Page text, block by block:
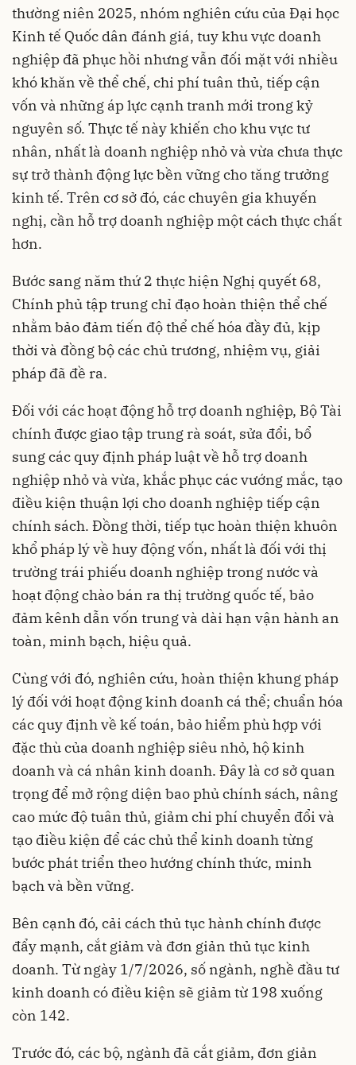
thường niên 2025, nhóm nghiên cứu của Đại học
Kinh tế Quốc dân đánh giá, tuy khu vực doanh
nghiệp đã phục hồi nhưng vẫn đối mặt với nhiều
khó khăn về thể chế, chi phí tuân thủ, tiếp cận
vốn và những áp lực cạnh tranh mới trong kỷ
nguyên số. Thực tế này khiến cho khu vực tư
nhân, nhất là doanh nghiệp nhỏ và vừa chưa thực
sự trở thành động lực bền vững cho tăng trưởng
kinh tế. Trên cơ sở đó, các chuyên gia khuyến
nghị, cần hỗ trợ doanh nghiệp một cách thực chất
hơn.
Bước sang năm thứ 2 thực hiện Nghị quyết 68,
Chính phủ tập trung chỉ đạo hoàn thiện thể chế
nhằm bảo đảm tiến độ thể chế hóa đầy đủ, kịp
thời và đồng bộ các chủ trương, nhiệm vụ, giải
pháp đã đề ra.
Đối với các hoạt động hỗ trợ doanh nghiệp, Bộ Tài
chính được giao tập trung rà soát, sửa đổi, bổ
sung các quy định pháp luật về hỗ trợ doanh
nghiệp nhỏ và vừa, khắc phục các vướng mắc, tạo
điều kiện thuận lợi cho doanh nghiệp tiếp cận
chính sách. Đồng thời, tiếp tục hoàn thiện khuôn
khổ pháp lý về huy động vốn, nhất là đối với thị
trường trái phiếu doanh nghiệp trong nước và
hoạt động chào bán ra thị trường quốc tế, bảo
đảm kênh dẫn vốn trung và dài hạn vận hành an
toàn, minh bạch, hiệu quả.
Cùng với đó, nghiên cứu, hoàn thiện khung pháp
lý đối với hoạt động kinh doanh cá thể; chuẩn hóa
các quy định về kế toán, bảo hiểm phù hợp với
đặc thù của doanh nghiệp siêu nhỏ, hộ kinh
doanh và cá nhân kinh doanh. Đây là cơ sở quan
trọng để mở rộng diện bao phủ chính sách, nâng
cao mức độ tuân thủ, giảm chi phí chuyển đổi và
tạo điều kiện để các chủ thể kinh doanh từng
bước phát triển theo hướng chính thức, minh
bạch và bền vững.
Bên cạnh đó, cải cách thủ tục hành chính được
đẩy mạnh, cắt giảm và đơn giản thủ tục kinh
doanh. Từ ngày 1/7/2026, số ngành, nghề đầu tư
kinh doanh có điều kiện sẽ giảm từ 198 xuống
còn 142.
Trước đó, các bộ, ngành đã cắt giảm, đơn giản